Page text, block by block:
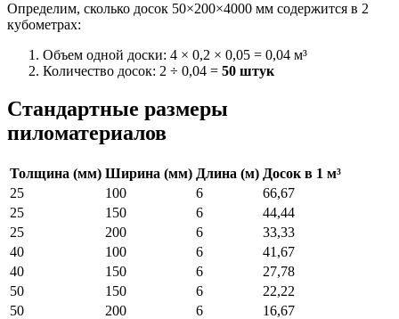
Определим, сколько досок 50×200×4000 мм содержится в 2
кубометрах:
Объем одной доски: 4 × 0,2 × 0,05 = 0,04 м³
Количество досок: 2 ÷ 0,04 = 50 штук
Стандартные размеры
пиломатериалов
Толщина (мм) Ширина (мм) Длина (м) Досок в 1 м³
25
100 6
66,67
25
150 6
44,44
25
200 6
33,33
40
100 6
41,67
40
150 6
27,78
50
150 6
22,22
50
200 6 16,67